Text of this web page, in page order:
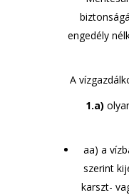
engedély
A
1.a)
aa) a
szerint
karszt-